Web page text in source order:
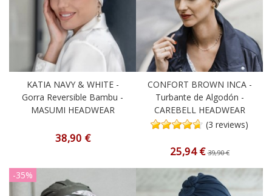
KATIA NAVY & WHITE -
Gorra Reversible Bambu -
MASUMI HEADWEAR
38,90 €
CONFORT BROWN INCA -
Turbante de Algodón -
CAREBELL HEADWEAR
(3 reviews)
25,94 €39,90 €
-35%